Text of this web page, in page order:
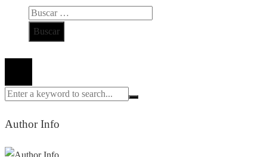
Buscar:
Author Info